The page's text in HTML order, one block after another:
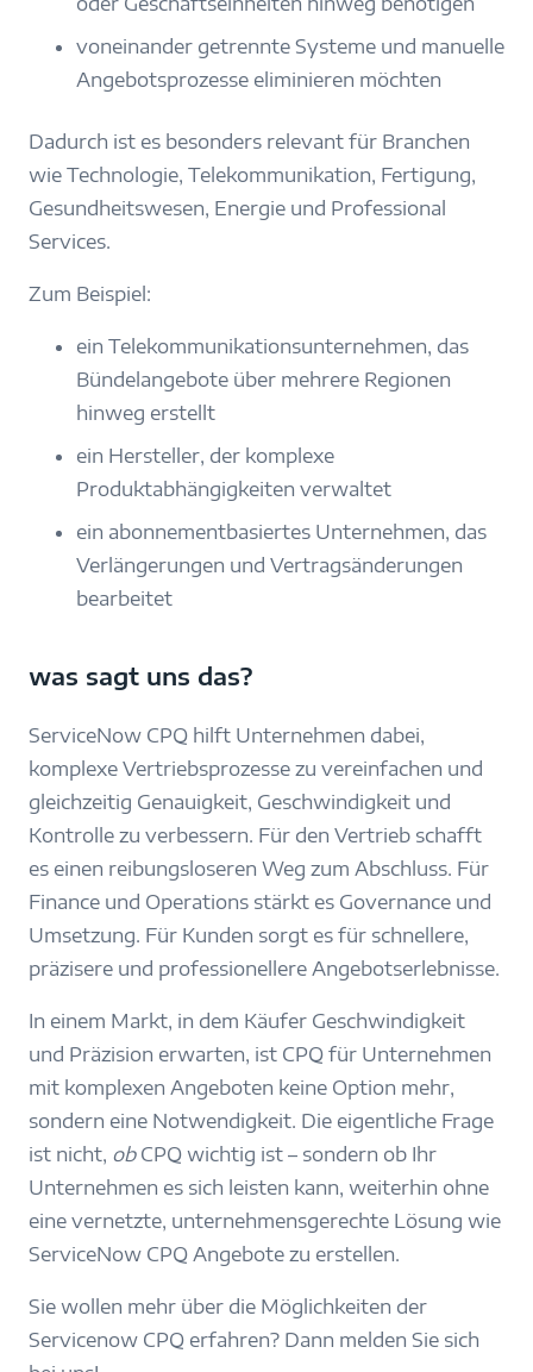
voneinander getrennte Systeme und manuelle
Angebotsprozesse eliminieren möchten
Dadurch ist es besonders relevant für Branchen
wie Technologie, Telekommunikation, Fertigung,
Gesundheitswesen, Energie und Professional
Services.
Zum Beispiel:
ein Telekommunikationsunternehmen, das
Bündelangebote über mehrere Regionen
hinweg erstellt
ein Hersteller, der komplexe
Produktabhängigkeiten verwaltet
ein abonnementbasiertes Unternehmen, das
Verlängerungen und Vertragsänderungen
bearbeitet
was sagt uns das?
ServiceNow CPQ hilft Unternehmen dabei,
komplexe Vertriebsprozesse zu vereinfachen und
gleichzeitig Genauigkeit, Geschwindigkeit und
Kontrolle zu verbessern. Für den Vertrieb schafft
es einen reibungsloseren Weg zum Abschluss. Für
Finance und Operations stärkt es Governance und
Umsetzung. Für Kunden sorgt es für schnellere,
präzisere und professionellere Angebotserlebnisse.
In einem Markt, in dem Käufer Geschwindigkeit
und Präzision erwarten, ist CPQ für Unternehmen
mit komplexen Angeboten keine Option mehr,
sondern eine Notwendigkeit. Die eigentliche Frage
ist nicht, obCPQ wichtig ist – sondern ob Ihr
Unternehmen es sich leisten kann, weiterhin ohne
eine vernetzte, unternehmensgerechte Lösung wie
ServiceNow CPQ Angebote zu erstellen.
Sie wollen mehr über die Möglichkeiten der
Servicenow CPQ erfahren? Dann melden Sie sich